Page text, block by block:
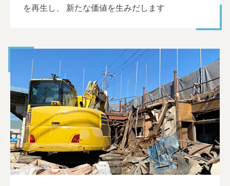
を再生し、 新たな価値を生みだします